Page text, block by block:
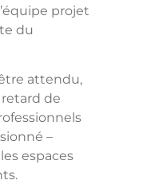
projet
du
attendu,
de
–
espaces